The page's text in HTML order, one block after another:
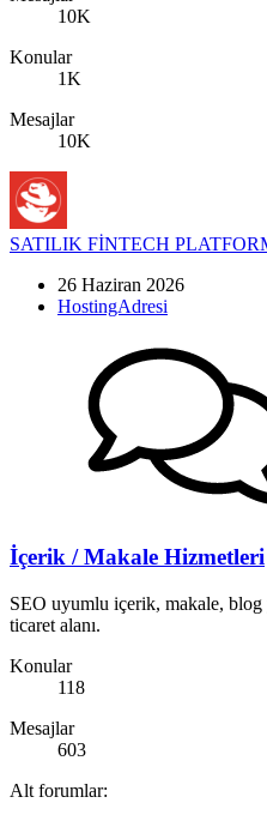
10K
Konular
1K
Mesajlar
10K
SATILIK FİNTECH
26 Haziran 2026
HostingAdresi
İçerik / Makale Hizmetleri
SEO uyumlu içerik, makale, blog
ticaret alanı.
Konular
118
Mesajlar
603
Alt forumlar: